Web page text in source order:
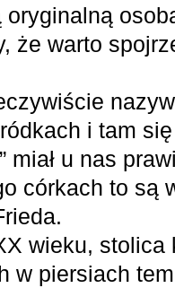
że warto
i tam
miał u nas
córkach to są
wieku, stolica
w piersiach